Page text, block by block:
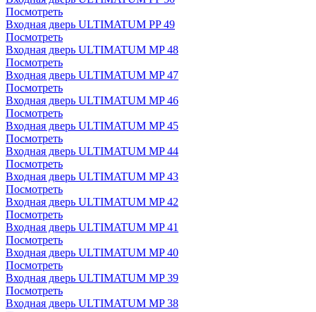
Посмотреть
Входная дверь ULTIMATUM PP 49
Посмотреть
Входная дверь ULTIMATUM MP 48
Посмотреть
Входная дверь ULTIMATUM MP 47
Посмотреть
Входная дверь ULTIMATUM MP 46
Посмотреть
Входная дверь ULTIMATUM MP 45
Посмотреть
Входная дверь ULTIMATUM MP 44
Посмотреть
Входная дверь ULTIMATUM MP 43
Посмотреть
Входная дверь ULTIMATUM MP 42
Посмотреть
Входная дверь ULTIMATUM MP 41
Посмотреть
Входная дверь ULTIMATUM MP 40
Посмотреть
Входная дверь ULTIMATUM MP 39
Посмотреть
Входная дверь ULTIMATUM MP 38